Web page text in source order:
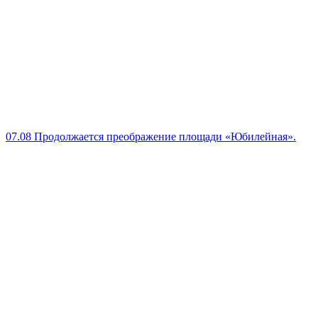
07.08 Продолжается преображение площади «Юбилейная».